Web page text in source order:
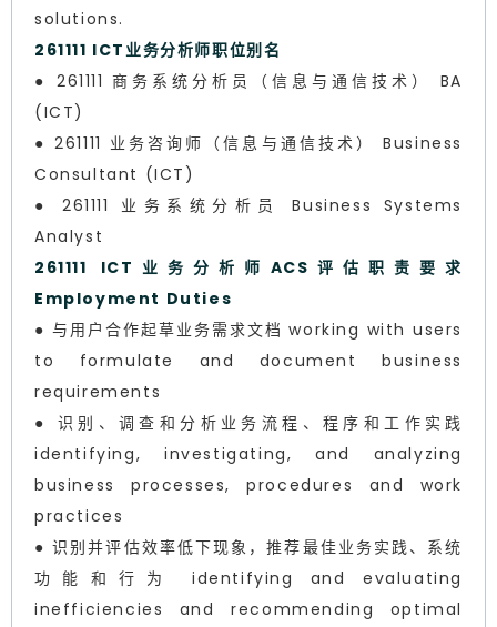
solutions.
261111 ICT业务分析师职位别名
● 261111 商务系统分析员（信息与通信技术） BA
(ICT)
● 261111 业务咨询师（信息与通信技术） Business
Consultant (ICT)
● 261111 业务系统分析员 Business Systems
Analyst
261111 ICT业务分析师ACS评估职责要求
Employment Duties
● 与用户合作起草业务需求文档 working with users
to formulate and document business
requirements
● 识别、调查和分析业务流程、程序和工作实践
identifying, investigating, and analyzing
business processes, procedures and work
practices
● 识别并评估效率低下现象，推荐最佳业务实践、系统
功能和行为 identifying and evaluating
inefficiencies and recommending optimal